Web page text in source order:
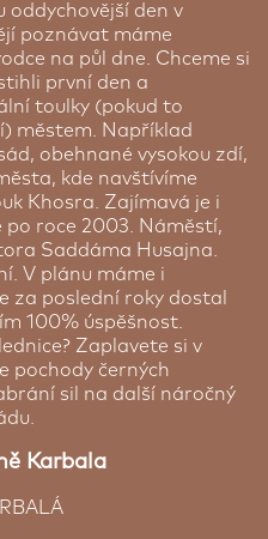
oddychovější den v
poznávat máme
na půl dne. Chceme si
první den a
toulky (pokud to
městem. Například
obehnané vysokou zdí,
kde navštívíme
Khosra. Zajímavá je i
roce 2003. Náměstí,
Saddáma Husajna.
V plánu máme i
za poslední roky dostal
100% úspěšnost.
Zaplavete si v
pochody černých
sil na další náročný
Karbala